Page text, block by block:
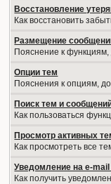
Восстановление
Как восстановить
Размещение
Пояснение к
Опции тем
Пояснения к опциям,
Поиск тем и
Как пользоваться
Просмотр активных
Как просмотреть все
Уведомление на е-
Как получить